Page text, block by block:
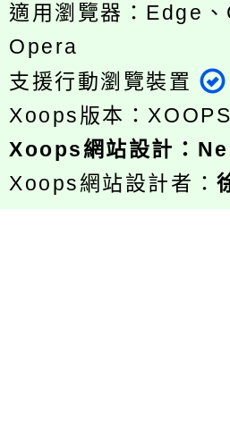
適用瀏覽器：Edge
Opera
支援行動瀏覽裝置
Xoops版本：
Xoops網站設計 ：
Xoops網站設計者：